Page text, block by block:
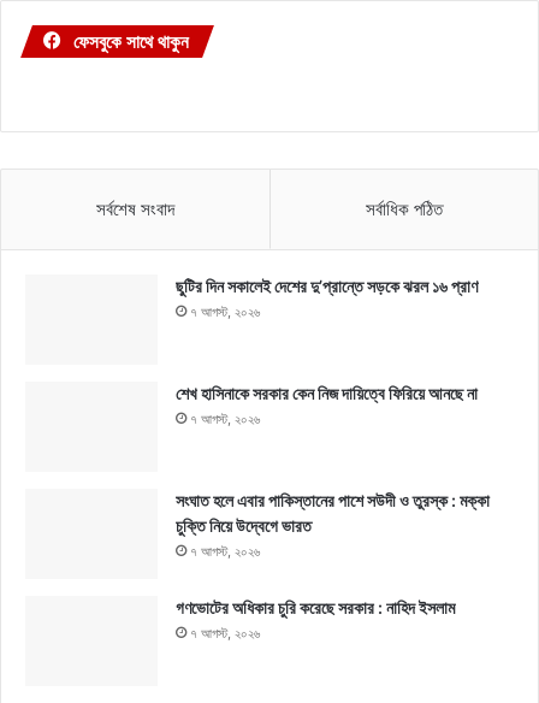
ফেসবুকে সাথে থাকুন
সর্বশেষ সংবাদ সর্বাধিক পঠিত
ছুটির দিন সকালেই দেশের দু’প্রান্তে সড়কে ঝরল ১৬ প্রাণ
৭ আগস্ট, ২০২৬
শেখ হাসিনাকে সরকার কেন নিজ দায়িত্বে ফিরিয়ে আনছে না
৭ আগস্ট, ২০২৬
সংঘাত হলে এবার পাকিস্তানের পাশে সউদী ও তুরস্ক : মক্কা
চুক্তি নিয়ে উদ্বেগে ভারত
৭ আগস্ট, ২০২৬
গণভোটের অধিকার চুরি করেছে সরকার : নাহিদ ইসলাম
৭ আগস্ট, ২০২৬